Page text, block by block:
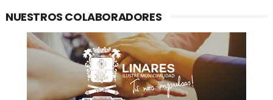
NUESTROS COLABORADORES